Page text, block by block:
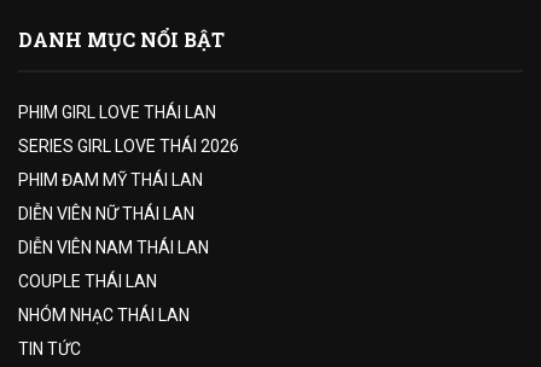
DANH MỤC NỔI BẬT
PHIM GIRL LOVE THÁI LAN
SERIES GIRL LOVE THÁI 2026
PHIM ĐAM MỸ THÁI LAN
DIỄN VIÊN NỮ THÁI LAN
DIỄN VIÊN NAM THÁI LAN
COUPLE THÁI LAN
NHÓM NHẠC THÁI LAN
TIN TỨC